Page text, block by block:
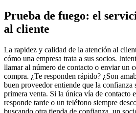
Prueba de fuego: el
al cliente
La rapidez y calidad de la atención al
cómo una empresa trata a sus socios.
llamar al número de contacto o enviar un
compra. ¿Te responden rápido? ¿Son
buen proveedor entiende que la confianza
primera venta. Si la única vía de contacto
responde tarde o un teléfono siempre
buscando otra tienda de confianza, un